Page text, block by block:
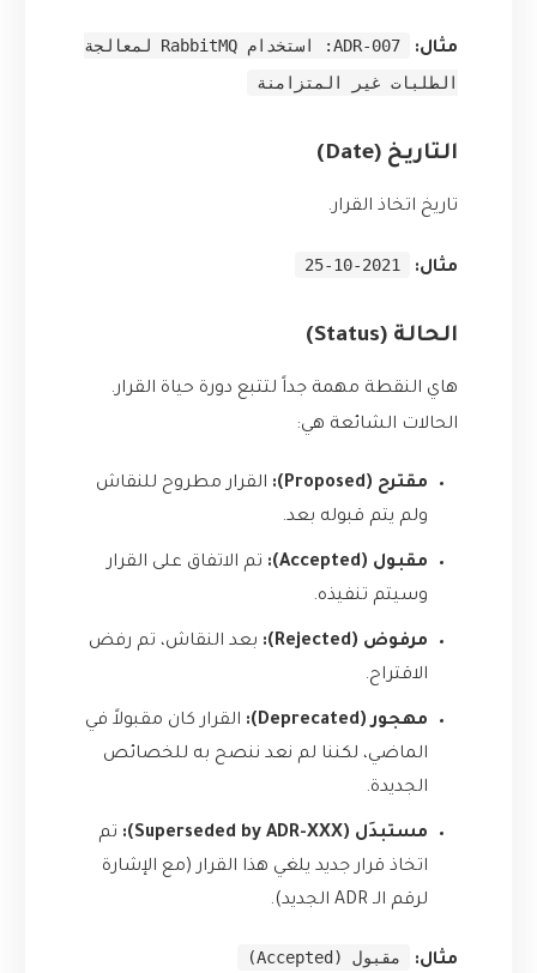
مثال:
ADR-007: استخدام RabbitMQ لمعالجة
الطلبات غير المتزامنة
التاريخ (Date)
تاريخ اتخاذ القرار.
مثال: 2021-10-25
الحالة (Status)
هاي النقطة مهمة جداً لتتبع دورة حياة القرار.
الحالات الشائعة هي:
مقترح (Proposed):
القرار مطروح للنقاش
ولم يتم قبوله بعد.
مقبول (Accepted):
تم الاتفاق على القرار
وسيتم تنفيذه.
مرفوض (Rejected):
بعد النقاش، تم رفض
الاقتراح.
مهجور (Deprecated):
القرار كان مقبولاً في
الماضي، لكننا لم نعد ننصح به للخصائص
الجديدة.
مستبدَل (Superseded by ADR-XXX):
تم
اتخاذ قرار جديد يلغي هذا القرار (مع الإشارة
لرقم الـ ADR الجديد).
مثال: مقبول (Accepted)